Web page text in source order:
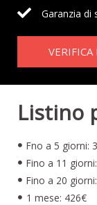
Garanzia di
Listino
Fno a 5 giorni:
Fino a 11
Fino a 20
1 mese: 426€